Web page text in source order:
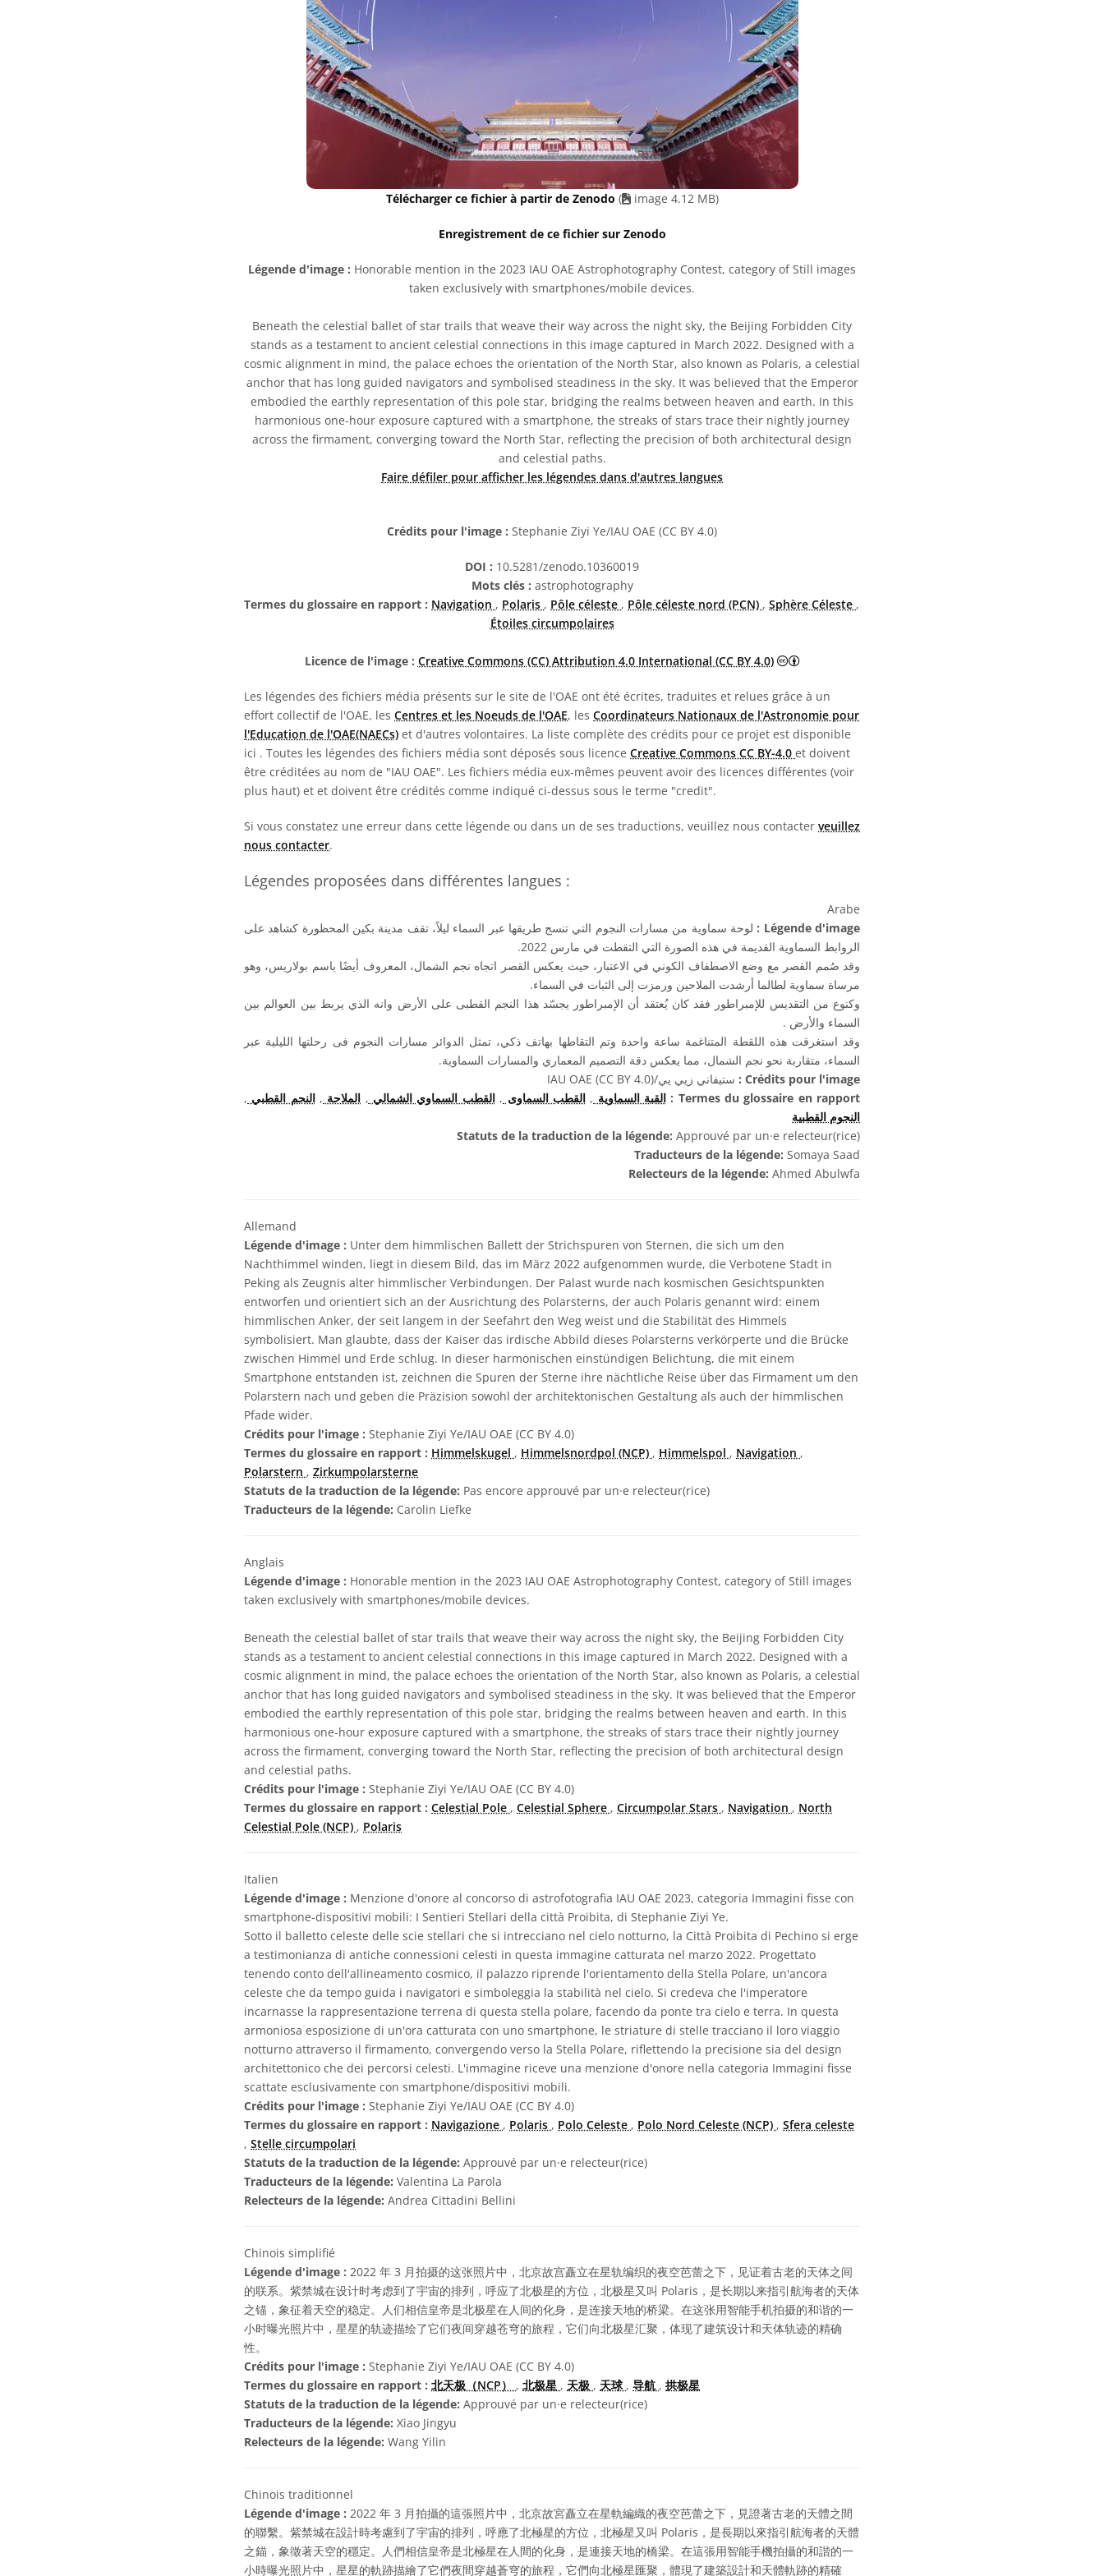
Télécharger ce fichier à partir de Zenodo ( image 4.12 MB)
Enregistrement de ce fichier sur Zenodo
Légende d'image : Honorable mention in the 2023 IAU OAE Astrophotography Contest, category of Still images
taken exclusively with smartphones/mobile devices.
Beneath the celestial ballet of star trails that weave their way across the night sky, the Beijing Forbidden City
stands as a testament to ancient celestial connections in this image captured in March 2022. Designed with a
cosmic alignment in mind, the palace echoes the orientation of the North Star, also known as Polaris, a celestial
anchor that has long guided navigators and symbolised steadiness in the sky. It was believed that the Emperor
embodied the earthly representation of this pole star, bridging the realms between heaven and earth. In this
harmonious one-hour exposure captured with a smartphone, the streaks of stars trace their nightly journey
across the firmament, converging toward the North Star, reflecting the precision of both architectural design
and celestial paths.
Faire défiler pour afficher les légendes dans d'autres langues
Crédits pour l'image : Stephanie Ziyi Ye/IAU OAE (CC BY 4.0)
DOI : 10.5281/zenodo.10360019
Mots clés : astrophotography
Termes du glossaire en rapport : Navigation , Polaris , Pôle céleste , Pôle céleste nord (PCN) , Sphère Céleste ,
Étoiles circumpolaires
Licence de l'image : Creative Commons (CC) Attribution 4.0 International (CC BY 4.0) Creative Commons (CC) Attribution 4.0 International
Les légendes des fichiers média présents sur le site de l'OAE ont été écrites, traduites et relues grâce à un
effort collectif de l'OAE, les Centres et les Noeuds de l'OAE, les Coordinateurs Nationaux de l'Astronomie pour
l'Education de l'OAE(NAECs) et d'autres volontaires. La liste complète des crédits pour ce projet est disponible
ici . Toutes les légendes des fichiers média sont déposés sous licence Creative Commons CC BY-4.0 et doivent
être créditées au nom de "IAU OAE". Les fichiers média eux-mêmes peuvent avoir des licences différentes (voir
plus haut) et et doivent être crédités comme indiqué ci-dessus sous le terme "credit".
Si vous constatez une erreur dans cette légende ou dans un de ses traductions, veuillez nous contacter veuillez
nous contacter.
Légendes proposées dans différentes langues :
Arabe
Légende d'image :
لوحة سماوية من مسارات النجوم التي تنسج طريقها عبر السماء ليلاً، تقف مدينة بكين المحظورة كشاهد على
الروابط السماوية القديمة في هذه الصورة التي التقطت في مارس 2022.
وقد صُمم القصر مع وضع الاصطفاف الكوني في الاعتبار، حيث يعكس القصر اتجاه نجم الشمال، المعروف أيضًا باسم بولاريس، وهو
مرساة سماوية لطالما أرشدت الملاحين ورمزت إلى الثبات في السماء.
وكنوع من التقديس للإمبراطور فقد كان يُعتقد أن الإمبراطور يجسّد هذا النجم القطبى على الأرض وانه الذي يربط بين العوالم بين
السماء والأرض .
وقد استغرقت هذه اللقطة المتناغمة ساعة واحدة وتم التقاطها بهاتف ذكي، تمثل الدوائر مسارات النجوم فى رحلتها الليلية عبر
السماء، متقاربة نحو نجم الشمال، مما يعكس دقة التصميم المعماري والمسارات السماوية.
Crédits pour l'image :
ستيفاني زيي يي/IAU OAE (CC BY 4.0)
Termes du glossaire en rapport :
القبة السماوية ,القطب السماوى ,القطب السماوي الشمالي , الملاحة ,النجم القطبي ,
النجوم القطبية
Statuts de la traduction de la légende: Approuvé par un·e relecteur(rice)
Traducteurs de la légende: Somaya Saad
Relecteurs de la légende: Ahmed Abulwfa
Allemand
Légende d'image : Unter dem himmlischen Ballett der Strichspuren von Sternen, die sich um den
Nachthimmel winden, liegt in diesem Bild, das im März 2022 aufgenommen wurde, die Verbotene Stadt in
Peking als Zeugnis alter himmlischer Verbindungen. Der Palast wurde nach kosmischen Gesichtspunkten
entworfen und orientiert sich an der Ausrichtung des Polarsterns, der auch Polaris genannt wird: einem
himmlischen Anker, der seit langem in der Seefahrt den Weg weist und die Stabilität des Himmels
symbolisiert. Man glaubte, dass der Kaiser das irdische Abbild dieses Polarsterns verkörperte und die Brücke
zwischen Himmel und Erde schlug. In dieser harmonischen einstündigen Belichtung, die mit einem
Smartphone entstanden ist, zeichnen die Spuren der Sterne ihre nächtliche Reise über das Firmament um den
Polarstern nach und geben die Präzision sowohl der architektonischen Gestaltung als auch der himmlischen
Pfade wider.
Crédits pour l'image : Stephanie Ziyi Ye/IAU OAE (CC BY 4.0)
Termes du glossaire en rapport : Himmelskugel , Himmelsnordpol (NCP) , Himmelspol , Navigation ,
Polarstern , Zirkumpolarsterne
Statuts de la traduction de la légende: Pas encore approuvé par un·e relecteur(rice)
Traducteurs de la légende: Carolin Liefke
Anglais
Légende d'image : Honorable mention in the 2023 IAU OAE Astrophotography Contest, category of Still images
taken exclusively with smartphones/mobile devices.
Beneath the celestial ballet of star trails that weave their way across the night sky, the Beijing Forbidden City
stands as a testament to ancient celestial connections in this image captured in March 2022. Designed with a
cosmic alignment in mind, the palace echoes the orientation of the North Star, also known as Polaris, a celestial
anchor that has long guided navigators and symbolised steadiness in the sky. It was believed that the Emperor
embodied the earthly representation of this pole star, bridging the realms between heaven and earth. In this
harmonious one-hour exposure captured with a smartphone, the streaks of stars trace their nightly journey
across the firmament, converging toward the North Star, reflecting the precision of both architectural design
and celestial paths.
Crédits pour l'image : Stephanie Ziyi Ye/IAU OAE (CC BY 4.0)
Termes du glossaire en rapport : Celestial Pole , Celestial Sphere , Circumpolar Stars , Navigation , North
Celestial Pole (NCP) , Polaris
Italien
Légende d'image : Menzione d'onore al concorso di astrofotografia IAU OAE 2023, categoria Immagini fisse con
smartphone-dispositivi mobili: I Sentieri Stellari della città Proibita, di Stephanie Ziyi Ye.
Sotto il balletto celeste delle scie stellari che si intrecciano nel cielo notturno, la Città Proibita di Pechino si erge
a testimonianza di antiche connessioni celesti in questa immagine catturata nel marzo 2022. Progettato
tenendo conto dell'allineamento cosmico, il palazzo riprende l'orientamento della Stella Polare, un'ancora
celeste che da tempo guida i navigatori e simboleggia la stabilità nel cielo. Si credeva che l'imperatore
incarnasse la rappresentazione terrena di questa stella polare, facendo da ponte tra cielo e terra. In questa
armoniosa esposizione di un'ora catturata con uno smartphone, le striature di stelle tracciano il loro viaggio
notturno attraverso il firmamento, convergendo verso la Stella Polare, riflettendo la precisione sia del design
architettonico che dei percorsi celesti. L'immagine riceve una menzione d'onore nella categoria Immagini fisse
scattate esclusivamente con smartphone/dispositivi mobili.
Crédits pour l'image : Stephanie Ziyi Ye/IAU OAE (CC BY 4.0)
Termes du glossaire en rapport : Navigazione , Polaris , Polo Celeste , Polo Nord Celeste (NCP) , Sfera celeste
, Stelle circumpolari
Statuts de la traduction de la légende: Approuvé par un·e relecteur(rice)
Traducteurs de la légende: Valentina La Parola
Relecteurs de la légende: Andrea Cittadini Bellini
Chinois simplifié
Légende d'image : 2022 年 3 月拍摄的这张照片中，北京故宫矗立在星轨编织的夜空芭蕾之下，见证着古老的天体之间
的联系。紫禁城在设计时考虑到了宇宙的排列，呼应了北极星的方位，北极星又叫 Polaris，是长期以来指引航海者的天体
之锚，象征着天空的稳定。人们相信皇帝是北极星在人间的化身，是连接天地的桥梁。在这张用智能手机拍摄的和谐的一
小时曝光照片中，星星的轨迹描绘了它们夜间穿越苍穹的旅程，它们向北极星汇聚，体现了建筑设计和天体轨迹的精确
性。
Crédits pour l'image : Stephanie Ziyi Ye/IAU OAE (CC BY 4.0)
Termes du glossaire en rapport : 北天极（NCP） , 北极星 , 天极 , 天球 , 导航 , 拱极星
Statuts de la traduction de la légende: Approuvé par un·e relecteur(rice)
Traducteurs de la légende: Xiao Jingyu
Relecteurs de la légende: Wang Yilin
Chinois traditionnel
Légende d'image : 2022 年 3 月拍攝的這張照片中，北京故宮矗立在星軌編織的夜空芭蕾之下，見證著古老的天體之間
的聯繫。紫禁城在設計時考慮到了宇宙的排列，呼應了北極星的方位，北極星又叫 Polaris，是長期以來指引航海者的天體
之錨，象徵著天空的穩定。人們相信皇帝是北極星在人間的化身，是連接天地的橋梁。在這張用智能手機拍攝的和諧的一
小時曝光照片中，星星的軌跡描繪了它們夜間穿越蒼穹的旅程，它們向北極星匯聚，體現了建築設計和天體軌跡的精確